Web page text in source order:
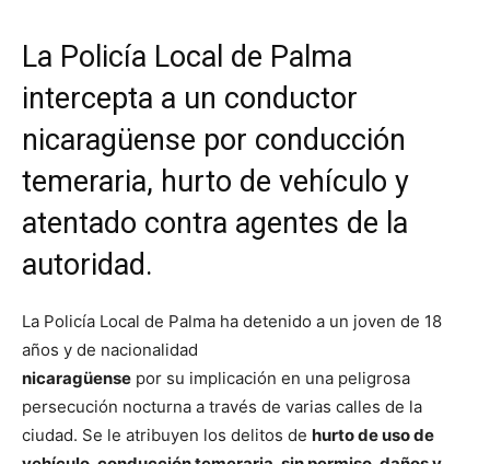
La Policía Local de Palma
intercepta a un conductor
nicaragüense por conducción
temeraria, hurto de vehículo y
atentado contra agentes de la
autoridad.
La Policía Local de Palma ha detenido a un joven de 18
años y de nacionalidad
nicaragüense por su implicación en una peligrosa
persecución nocturna a través de varias calles de la
ciudad. Se le atribuyen los delitos de hurto de uso de